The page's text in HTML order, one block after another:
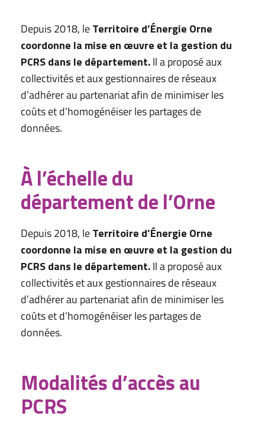
Depuis 2018, leTerritoire d’Énergie Orne
coordonne la mise en œuvre et la gestion du
PCRS dans le département.Il a proposé aux
collectivités et aux gestionnaires de réseaux
d’adhérer au partenariat afin de minimiser les
coûts et d’homogénéiser les partages de
données.
À l’échelle du
département de l’Orne
Depuis 2018, leTerritoire d’Énergie Orne
coordonne la mise en œuvre et la gestion du
PCRS dans le département.Il a proposé aux
collectivités et aux gestionnaires de réseaux
d’adhérer au partenariat afin de minimiser les
coûts et d’homogénéiser les partages de
données.
Modalités d’accès au
PCRS